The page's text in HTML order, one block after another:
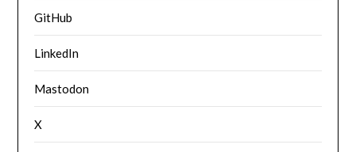
GitHub
LinkedIn
Mastodon
X